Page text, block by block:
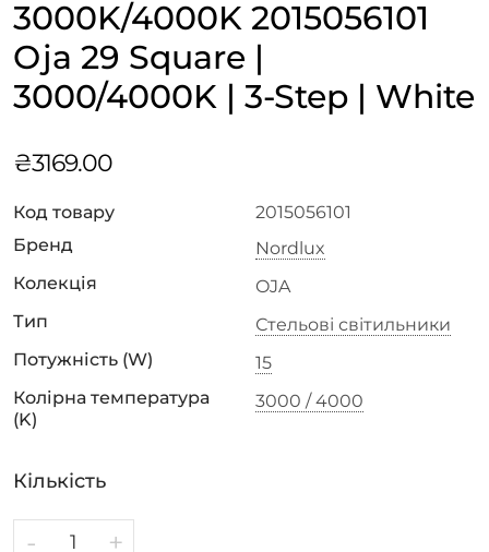
3000K/4000K 2015056101
Oja 29 Square |
3000/4000K | 3-Step | White
₴3169.00
Код товару
2015056101
Бренд
Nordlux
Колекція
OJA
Тип
Стельові світильники
Потужність (W)
15
Колірна температура
(K)
3000 / 4000
Кількість
- +